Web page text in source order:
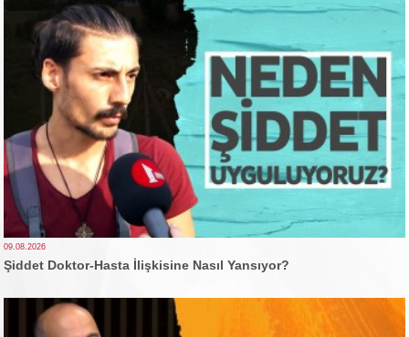
09.08.2026
Şiddet Doktor-Hasta İlişkisine Nasıl Yansıyor?